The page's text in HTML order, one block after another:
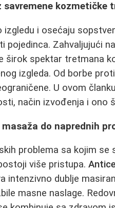
savremene kozmetičke
izgledu i osećaju
pojedinca. Zahvaljujući
širok spektar tretmana
izgleda. Od borbe
U ovom
način izvođenja i ono
do naprednih
problema sa kojim se
više pristupa.
intenzivno dublje
masne naslage.